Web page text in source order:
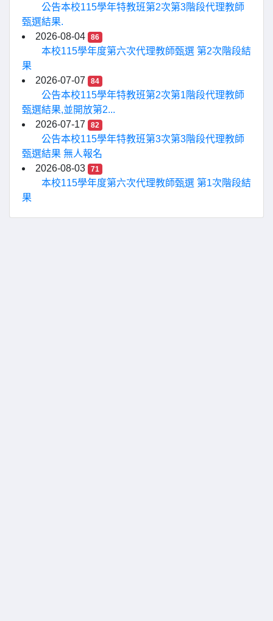
公告本校115學年特教班第2次第3階段代理教師
甄選結果.
2026-08-04
86
本校115學年度第六次代理教師甄選 第2次階段結
果
2026-07-07
84
公告本校115學年特教班第2次第1階段代理教師
甄選結果,並開放第2...
2026-07-17
82
公告本校115學年特教班第3次第3階段代理教師
甄選結果 無人報名
2026-08-03
71
本校115學年度第六次代理教師甄選 第1次階段結
果